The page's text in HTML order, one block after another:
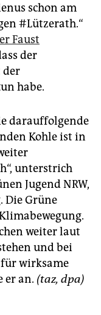
schon am
#Lützerath.“
Faust
der
der
habe.
darauffolgende
Kohle ist in
unterstrich
Jugend NRW,
Die Grüne
weiter laut
und bei
wirksame
er an. (taz, dpa)